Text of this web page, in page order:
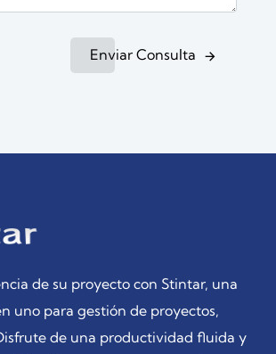
Enviar Consulta
de su proyecto con Stintar, una
uno para gestión de proyectos,
de una productividad fluida y